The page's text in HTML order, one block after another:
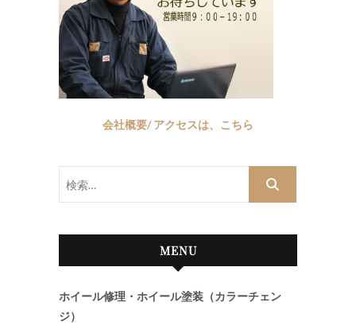
会社概要/ アクセスは、こちら
MENU
ホイール修理・ホイール塗装（カラーチェン
ジ）